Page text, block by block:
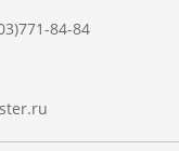
84-84